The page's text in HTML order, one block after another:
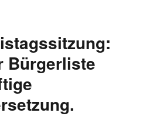
0.02
Bürgerliste